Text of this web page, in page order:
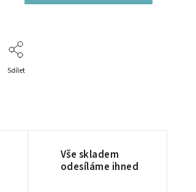
Sdílet
Vše skladem
odesíláme ihned